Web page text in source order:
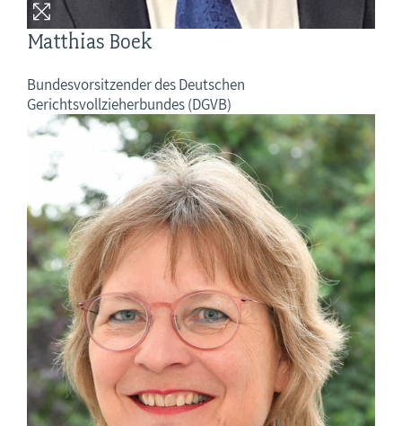
Matthias Boek
Bundesvorsitzender des Deutschen
Gerichtsvollzieherbundes (DGVB)